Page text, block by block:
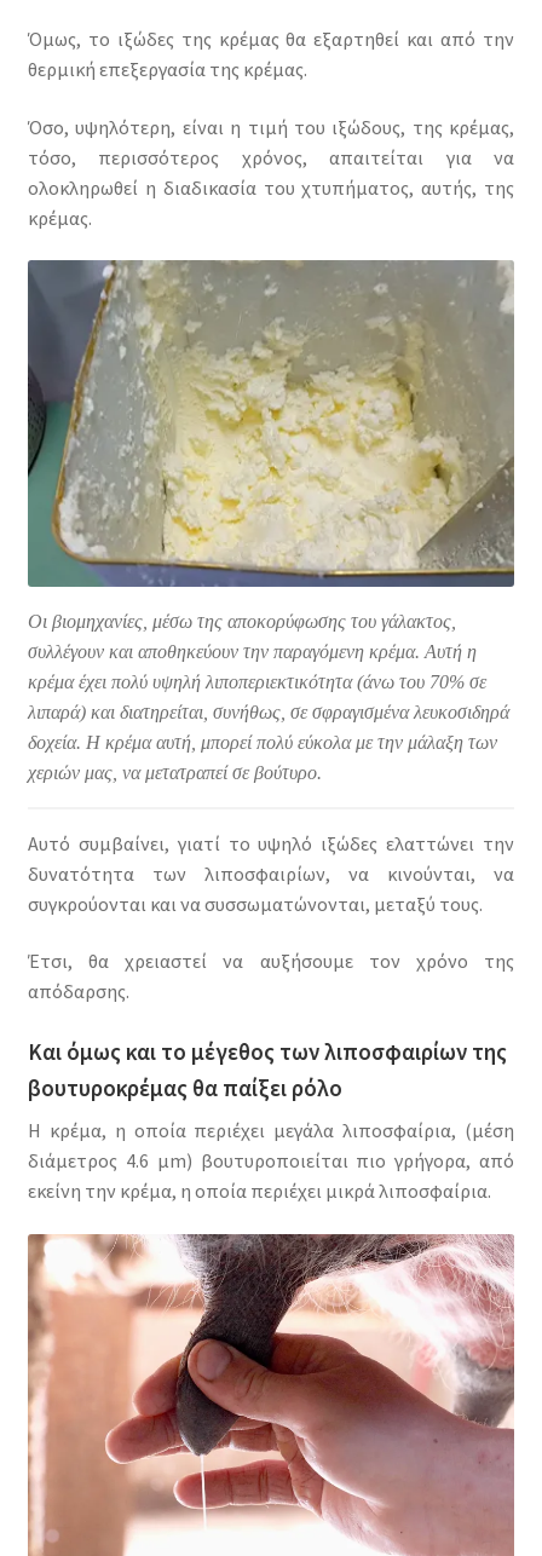
Όμως, το ιξώδες της κρέμας θα εξαρτηθεί και από την
θερμική επεξεργασία της κρέμας.
Όσο, υψηλότερη, είναι η τιμή του ιξώδους, της κρέμας,
τόσο, περισσότερος χρόνος, απαιτείται για να
ολοκληρωθεί η διαδικασία του χτυπήματος, αυτής, της
κρέμας.
Οι βιομηχανίες, μέσω της αποκορύφωσης του γάλακτος,
συλλέγουν και αποθηκεύουν την παραγόμενη κρέμα. Αυτή η
κρέμα έχει πολύ υψηλή λιποπεριεκτικότητα (άνω του 70% σε
λιπαρά) και διατηρείται, συνήθως, σε σφραγισμένα λευκοσιδηρά
δοχεία. Η κρέμα αυτή, μπορεί πολύ εύκολα με την μάλαξη των
χεριών μας, να μετατραπεί σε βούτυρο.
Αυτό συμβαίνει, γιατί το υψηλό ιξώδες ελαττώνει την
δυνατότητα των λιποσφαιρίων, να κινούνται, να
συγκρούονται και να συσσωματώνονται, μεταξύ τους.
Έτσι, θα χρειαστεί να αυξήσουμε τον χρόνο της
απόδαρσης.
Και όμως και το μέγεθος των λιποσφαιρίων της
βουτυροκρέμας θα παίξει ρόλο
Η κρέμα, η οποία περιέχει μεγάλα λιποσφαίρια, (μέση
διάμετρος 4.6 μm) βουτυροποιείται πιο γρήγορα, από
εκείνη την κρέμα, η οποία περιέχει μικρά λιποσφαίρια.